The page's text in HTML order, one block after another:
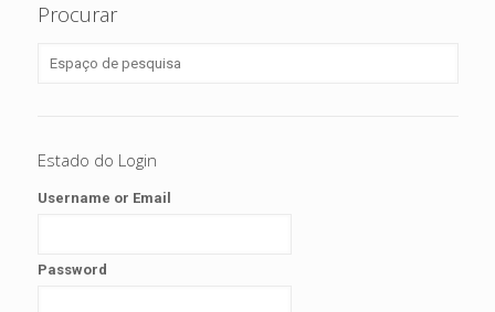
Procurar
Estado do Login
Username or Email
Password